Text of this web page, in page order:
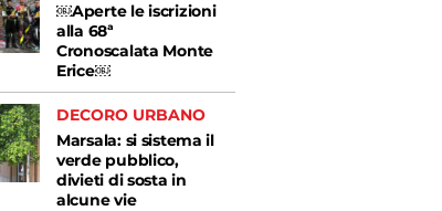
￼Aperte le iscrizioni
alla 68ª
Cronoscalata Monte
Erice￼
DECORO URBANO
Marsala: si sistema il
verde pubblico,
divieti di sosta in
alcune vie